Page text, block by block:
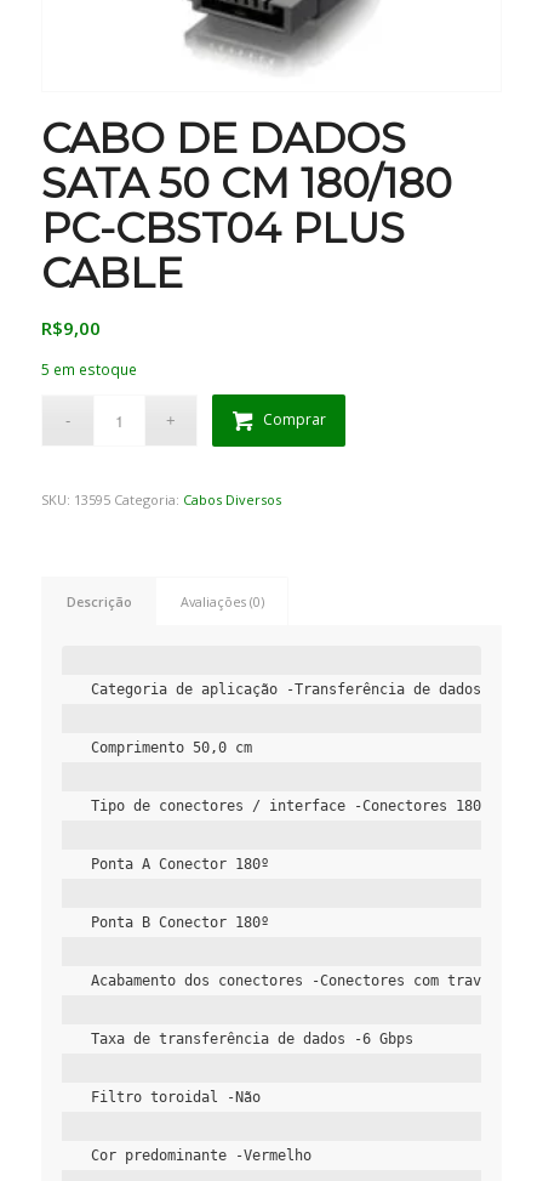
CABO DE DADOS
SATA 50 CM 180/180
PC-CBST04 PLUS
CABLE
R$9,00
5 em estoque
Comprar
SKU: 13595 Categoria: Cabos Diversos
Descrição Avaliações (0)
Categoria de aplicação -Transferência de dados
Comprimento 50,0 cm
Tipo de conectores / interface -Conectores 180º/180º
Ponta A Conector 180º
Ponta B Conector 180º
Acabamento dos conectores -Conectores com travas
Taxa de transferência de dados -6 Gbps
Filtro toroidal -Não
Cor predominante -Vermelho